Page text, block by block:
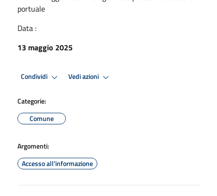
portuale
Data :
13 maggio 2025
Condividi Vedi azioni
Categorie:
Comune
Argomenti:
Accesso all'informazione